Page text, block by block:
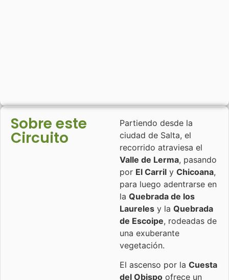
Sobre este
Circuito
Partiendo desde la
ciudad de Salta, el
recorrido atraviesa el
Valle de Lerma, pasando
por El Carril y Chicoana,
para luego adentrarse en
la Quebrada de los
Laureles y la Quebrada
de Escoipe, rodeadas de
una exuberante
vegetación.
El ascenso por la Cuesta
del Obispo ofrece un